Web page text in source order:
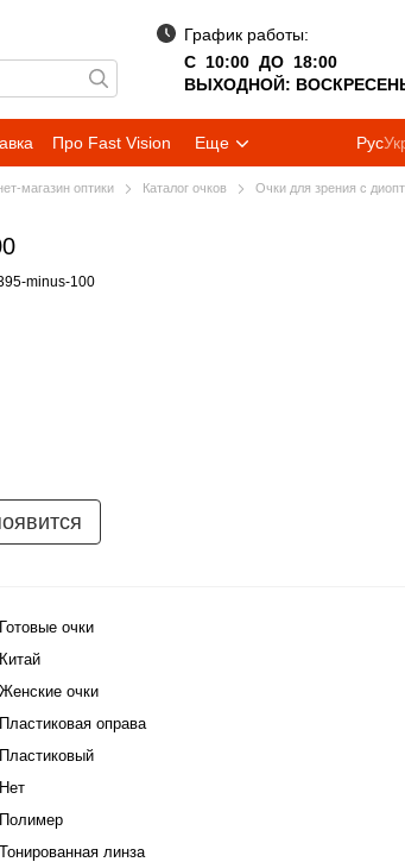
График работы:
С 10:00 ДО 18:00
ВЫХОДНОЙ:
Про Fast Vision Еще Рус
магазин оптики Каталог очков
Очки для зрения с
minus-100
Готовые очки
Китай
Женские очки
Пластиковая оправа
Пластиковый
Нет
Полимер
Тонированная линза